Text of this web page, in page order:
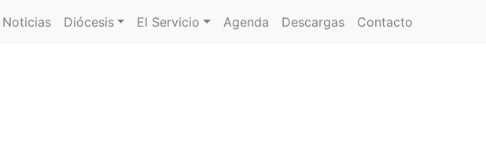
Noticias Diócesis El Servicio Agenda Descargas
Contacto